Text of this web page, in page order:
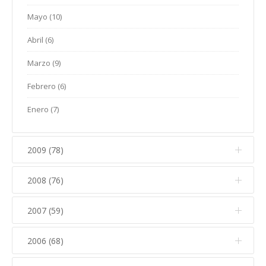
Enero (5)
Marzo (10)
Febrero (10)
Enero (2)
Mayo (10)
Abril (6)
Marzo (9)
Febrero (6)
Enero (7)
2009 (78)
Diciembre (6)
Noviembre (13)
Octubre (8)
Septiembre (8)
2008 (76)
Diciembre (10)
Noviembre (8)
Octubre (12)
2007 (59)
Diciembre (7)
2006 (68)